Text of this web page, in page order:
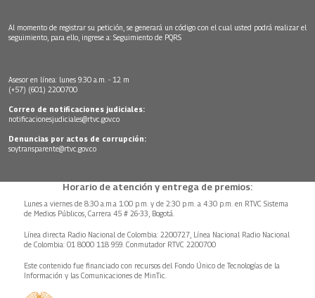
Al momento de registrar su petición, se generará un código con el cual usted podrá realizar el
seguimiento, para ello, ingrese a: Seguimiento de PQRS
Asesor en línea: lunes 9:30 a.m. - 12 m
(+57) (601) 2200700
Correo de notificaciones judiciales:
notificacionesjudiciales@rtvc.gov.co
Denuncias por actos de corrupción:
soytransparente@rtvc.gov.co
Horario de atención y entrega de premios:
Lunes a viernes de 8:30 a.m.a 1:00 p.m. y de 2:30 p.m. a 4:30 p.m. en RTVC Sistema
de Medios Públicos, Carrera 45 # 26-33, Bogotá.
Línea directa Radio Nacional de Colombia: 2200727, Línea Nacional Radio Nacional
de Colombia: 01 8000 118 959. Conmutador RTVC 2200700
Este contenido fue financiado con recursos del Fondo Único de Tecnologías de la
Información y las Comunicaciones de MinTic.